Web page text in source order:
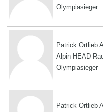
Olympiasieger
Patrick Ortlieb
Alpin HEAD
Olympiasieger
Patrick Ortlieb